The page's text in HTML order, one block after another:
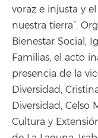
voraz e injusta y
nuestra tierra”.
Bienestar Social,
Familias, el acto
presencia de la
Diversidad,
Diversidad, Celso
Cultura y